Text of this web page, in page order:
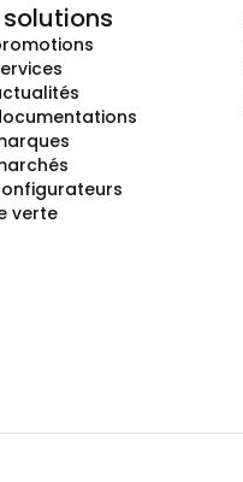
solutions
verte